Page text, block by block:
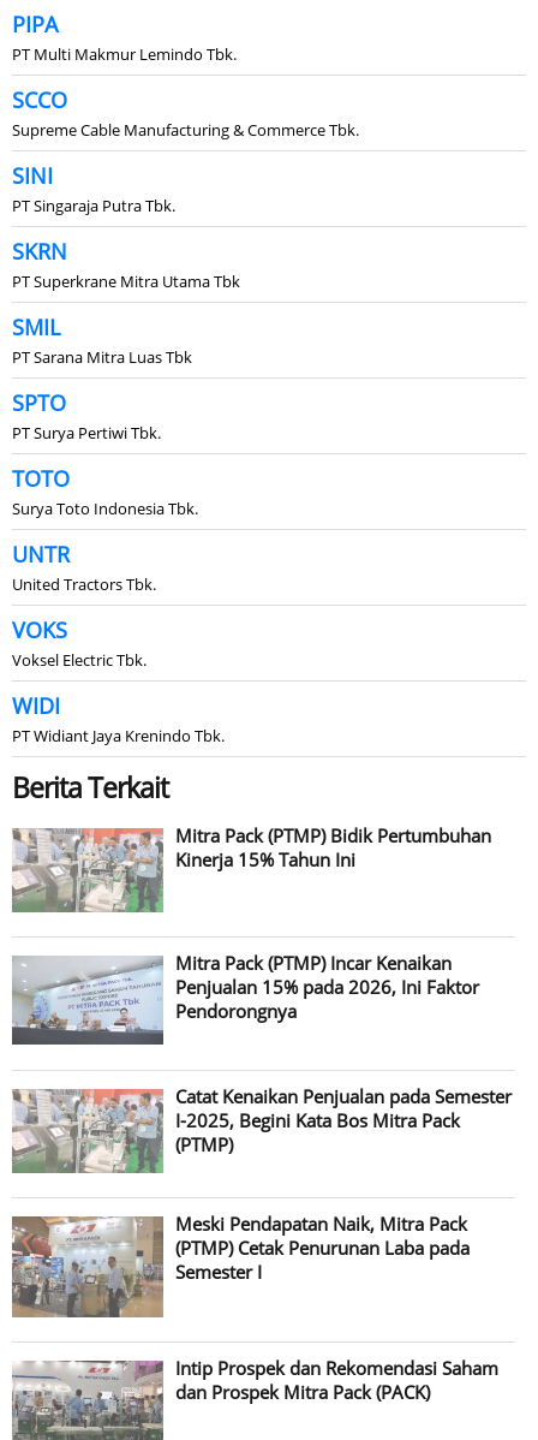
PIPA
PT Multi Makmur Lemindo Tbk.
SCCO
Supreme Cable Manufacturing & Commerce Tbk.
SINI
PT Singaraja Putra Tbk.
SKRN
PT Superkrane Mitra Utama Tbk
SMIL
PT Sarana Mitra Luas Tbk
SPTO
PT Surya Pertiwi Tbk.
TOTO
Surya Toto Indonesia Tbk.
UNTR
United Tractors Tbk.
VOKS
Voksel Electric Tbk.
WIDI
PT Widiant Jaya Krenindo Tbk.
Berita Terkait
Mitra Pack (PTMP) Bidik Pertumbuhan
Kinerja 15% Tahun Ini
Mitra Pack (PTMP) Incar Kenaikan
Penjualan 15% pada 2026, Ini Faktor
Pendorongnya
Catat Kenaikan Penjualan pada Semester
I-2025, Begini Kata Bos Mitra Pack
(PTMP)
Meski Pendapatan Naik, Mitra Pack
(PTMP) Cetak Penurunan Laba pada
Semester I
Intip Prospek dan Rekomendasi Saham
dan Prospek Mitra Pack (PACK)